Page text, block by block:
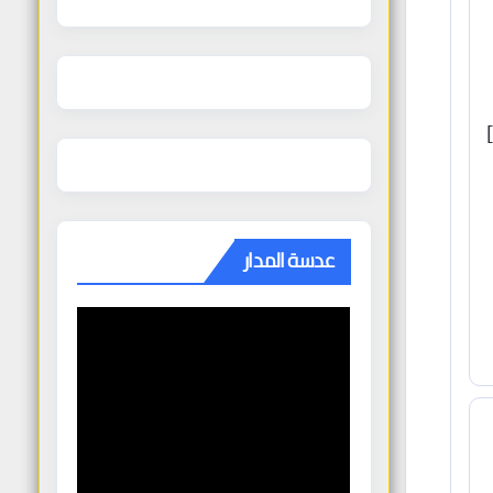
لعام 2026، مع التركيز على دعم أوكرانيا وتعزيز القدرة التنافسية والانتقال الأخضر والرقمي.[web:13]
عدسة المدار